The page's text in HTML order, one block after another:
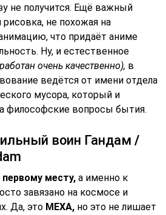
не получится. Ещё важный
не похожая на
что придаёт аниме
Ну, и естественное
очень качественно), в
ведётся от имени отдела
мусора, который и
философские вопросы бытия.
воин Гандам/
месту, а именно к
завязано на космосе и
Да, это МЕХА, но это не лишает